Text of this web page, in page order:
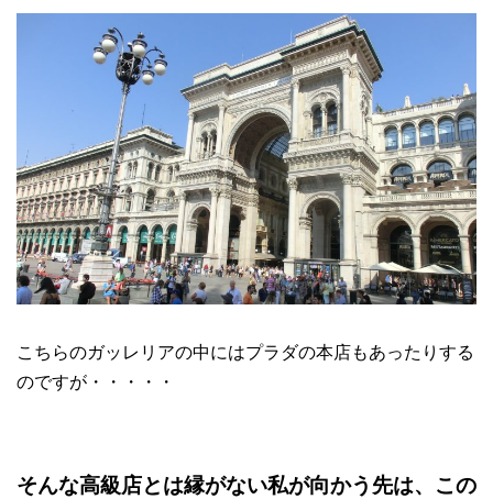
こちらのガッレリアの中にはプラダの本店もあったりする
のですが・・・・・
そんな高級店とは縁がない私が向かう先は、この